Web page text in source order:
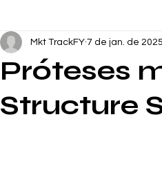
Próteses
Structure
Mkt TrackFY 7 de jan. de 2025